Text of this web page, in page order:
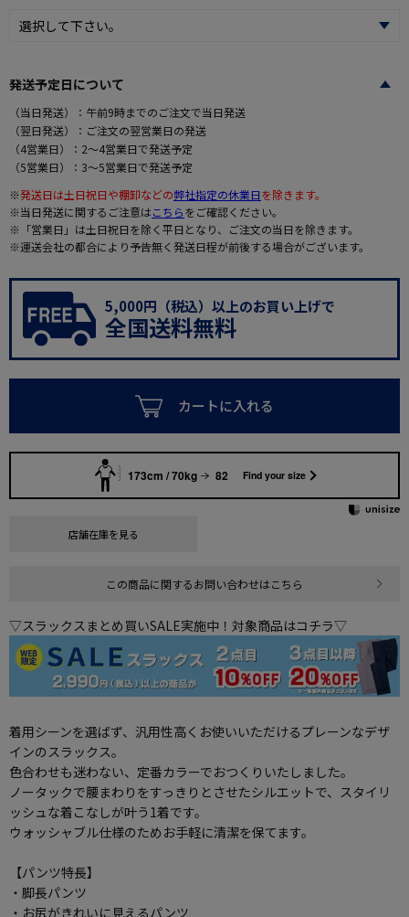
発送予定日について
（当日発送）：午前9時までのご注文で当日発送
（翌日発送）：ご注文の翌営業日の発送
（4営業日）：2～4営業日で発送予定
（5営業日）：3～5営業日で発送予定
※発送日は土日祝日や棚卸などの弊社指定の休業日を除きます。
※当日発送に関するご注意はこちらをご確認ください。
※「営業日」は土日祝日を除く平日となり、ご注文の当日を除きます。
※運送会社の都合により予告無く発送日程が前後する場合がございます。
5,000円（税込）以上のお買い上げで
全国送料無料
カートに入れる
173cm / 70kg 82 Find your size
店舗在庫を見る
この商品に関するお問い合わせはこちら
▽スラックスまとめ買いSALE実施中！対象商品はコチラ▽
着用シーンを選ばず、汎用性高くお使いいただけるプレーンなデザ
インのスラックス。
色合わせも迷わない、定番カラーでおつくりいたしました。
ノータックで腰まわりをすっきりとさせたシルエットで、スタイリ
ッシュな着こなしが叶う1着です。
ウォッシャブル仕様のためお手軽に清潔を保てます。
【パンツ特長】
・脚長パンツ
・お尻がきれいに見えるパンツ